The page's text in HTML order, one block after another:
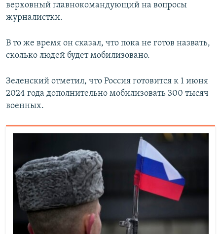
верховный главнокомандующий на вопросы
журналистки.
В то же время он сказал, что пока не готов назвать,
сколько людей будет мобилизовано.
Зеленский отметил, что Россия готовится к 1 июня
2024 года дополнительно мобилизовать 300 тысяч
военных.